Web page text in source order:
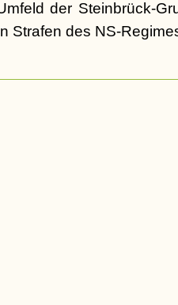
der Steinbrück-
Strafen des NS-